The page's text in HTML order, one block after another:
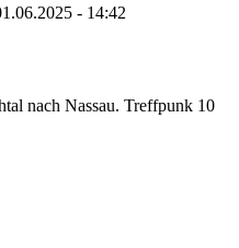
- 14:42
nach Nassau. Treffpunk 10